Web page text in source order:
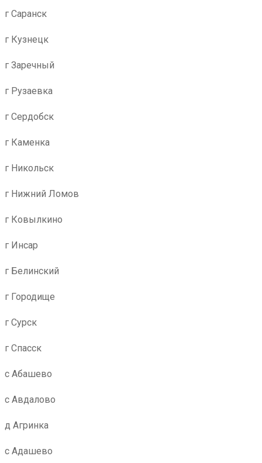
г Саранск
г Кузнецк
г Заречный
г Рузаевка
г Сердобск
г Каменка
г Никольск
г Нижний Ломов
г Ковылкино
г Инсар
г Белинский
г Городище
г Сурск
г Спасск
с Абашево
с Авдалово
д Агринка
с Адашево